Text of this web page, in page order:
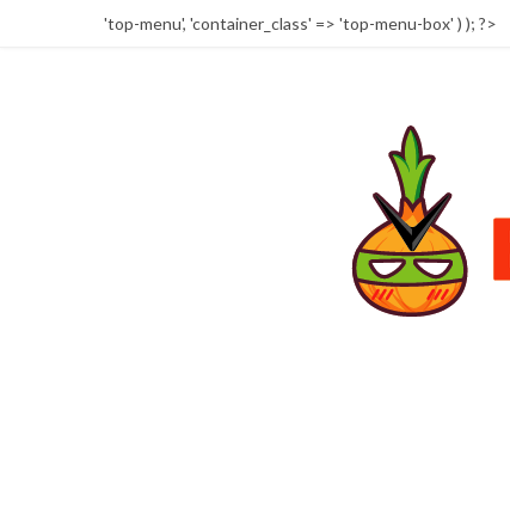
'top-menu', 'container_class' => 'top-menu-box' ) ); ?>